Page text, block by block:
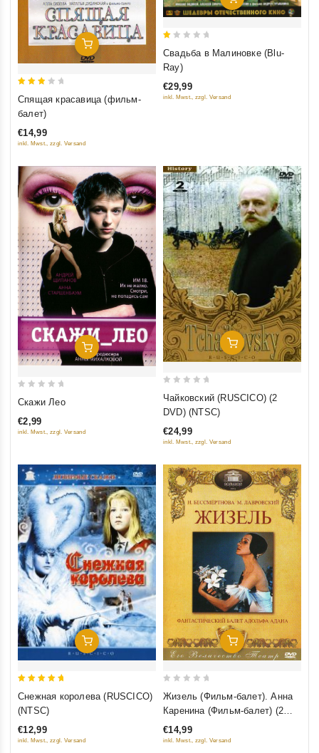
Добавить В Корзину
Спящая красавица (фильм-
балет)
€14,99
inkl. Mwst., zzgl. Versand
5
Свадьба в Малиновке (Blu-
Ray)
€29,99
inkl. Mwst., zzgl. Versand
Добавить В Корзину
of
Скажи Лео
€2,99
inkl. Mwst., zzgl. Versand
Добавить В Корзину
5
Чайковский (RUSCICO) (2
DVD) (NTSC)
€24,99
inkl. Mwst., zzgl. Versand
Добавить В Корзину
Снежная королева (RUSCICO)
(NTSC)
€12,99
inkl. Mwst., zzgl. Versand
Добавить В Корзину
5
Жизель (Фильм-балет). Анна
Каренина (Фильм-балет) (2
DVD)
€14,99
inkl. Mwst., zzgl. Versand